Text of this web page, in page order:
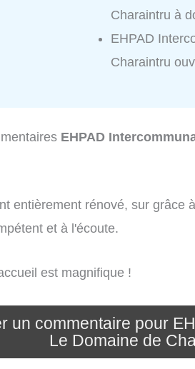
Charaintru à
EHPAD
Charaintru
EHPAD
entièrement rénové, sur grâce
et à l'écoute.
est magnifique !
un commentaire pour
Le Domaine de